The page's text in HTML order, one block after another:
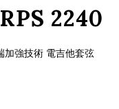
2240
強技術 電吉他套弦